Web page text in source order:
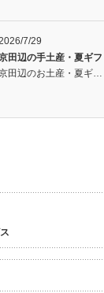
7/29
田辺の手土産・夏ギ
田辺のお土産・夏ギ…